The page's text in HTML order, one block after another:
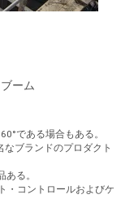
ーム
である場合もある。
ブランドのプロダクト
る。
・コントロールおよびケ